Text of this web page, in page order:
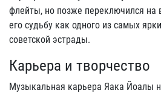
флейты, но позже переключился на
его судьбу как одного из самых
советской эстрады.
Карьера и творчество
Музыкальная карьера Яака Йоалы